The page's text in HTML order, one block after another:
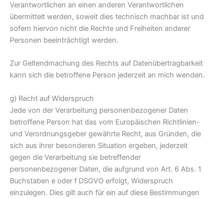
Verantwortlichen an einen anderen Verantwortlichen
übermittelt werden, soweit dies technisch machbar ist und
sofern hiervon nicht die Rechte und Freiheiten anderer
Personen beeinträchtigt werden.
Zur Geltendmachung des Rechts auf Datenübertragbarkeit
kann sich die betroffene Person jederzeit an mich wenden.
g) Recht auf Widerspruch
Jede von der Verarbeitung personenbezogener Daten
betroffene Person hat das vom Europäischen Richtlinien-
und Verordnungsgeber gewährte Recht, aus Gründen, die
sich aus ihrer besonderen Situation ergeben, jederzeit
gegen die Verarbeitung sie betreffender
personenbezogener Daten, die aufgrund von Art. 6 Abs. 1
Buchstaben e oder f DSGVO erfolgt, Widerspruch
einzulegen. Dies gilt auch für ein auf diese Bestimmungen